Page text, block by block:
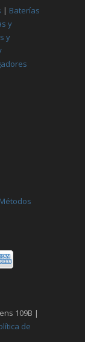
| Baterías
y
y
Métodos
109B |
de